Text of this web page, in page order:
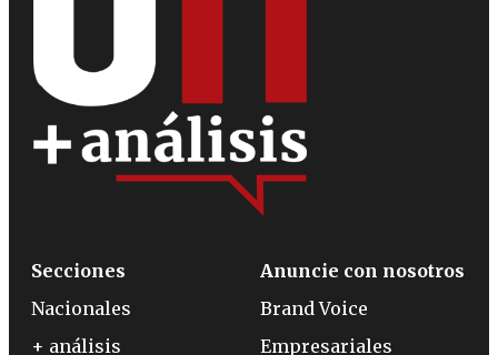
Secciones
Nacionales
+ análisis
Anuncie con nosotros
Brand Voice
Empresariales